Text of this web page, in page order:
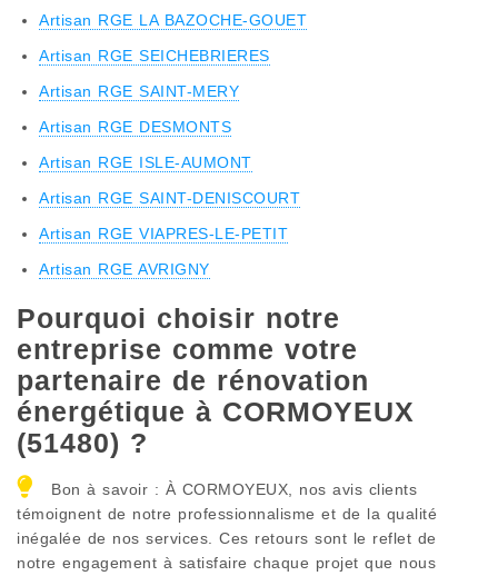
Artisan RGE LA BAZOCHE-GOUET
Artisan RGE SEICHEBRIERES
Artisan RGE SAINT-MERY
Artisan RGE DESMONTS
Artisan RGE ISLE-AUMONT
Artisan RGE SAINT-DENISCOURT
Artisan RGE VIAPRES-LE-PETIT
Artisan RGE AVRIGNY
Pourquoi choisir notre
entreprise comme votre
partenaire de rénovation
énergétique à CORMOYEUX
(51480) ?
Bon à savoir : À CORMOYEUX, nos avis clients
témoignent de notre professionnalisme et de la qualité
inégalée de nos services. Ces retours sont le reflet de
notre engagement à satisfaire chaque projet que nous